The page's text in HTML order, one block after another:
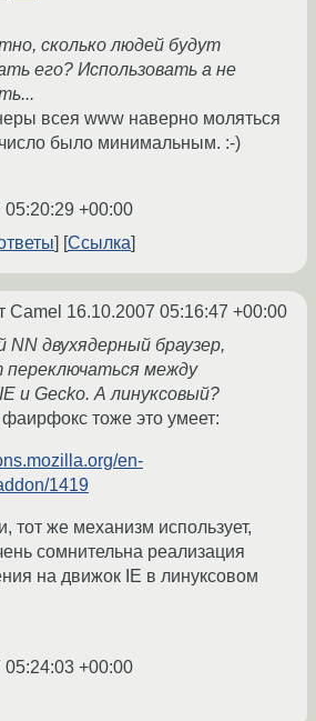
сколько людей будут
его? Использовать а не
всея www наверно моляться
было минимальным. :-)
05:20:29 +00:00
Ссылка
Camel 16.10.2007 05:16:47 +00:00
NN двухядерный браузер,
переключаться между
и Gecko. А линуксовый?
тоже это умеет:
en-
1419
тот же механизм использует,
сомнительна реализация
на движок IE в линуксовом
05:24:03 +00:00